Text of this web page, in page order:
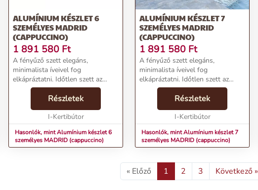
ALUMÍNIUM KÉSZLET 6
SZEMÉLYES MADRID
(CAPPUCCINO)
1 891 580 Ft
A fényűző szett elegáns,
minimalista íveivel fog
elkápráztatni. Időtlen szett az
igényeseknek. Alumínium
konstrukciójának köszönhetően
ellenáll az UV sugárzásnak. A 275
g/m2 tömegű, szennyeződések ...
Részletek
I-Kertibútor
Hasonlók, mint Alumínium készlet 6
személyes MADRID (cappuccino)
ALUMÍNIUM KÉSZLET 7
SZEMÉLYES MADRID
(CAPPUCCINO)
1 891 580 Ft
A fényűző szett elegáns,
minimalista íveivel fog
elkápráztatni. Időtlen szett az
igényeseknek. Alumínium
konstrukciójának köszönhetően
ellenáll az UV sugárzásnak. A 275
g/m2 tömegű, szennyeződések ...
Részletek
I-Kertibútor
Hasonlók, mint Alumínium készlet 7
személyes MADRID (cappuccino)
« Előző 1 2 3 Következő »